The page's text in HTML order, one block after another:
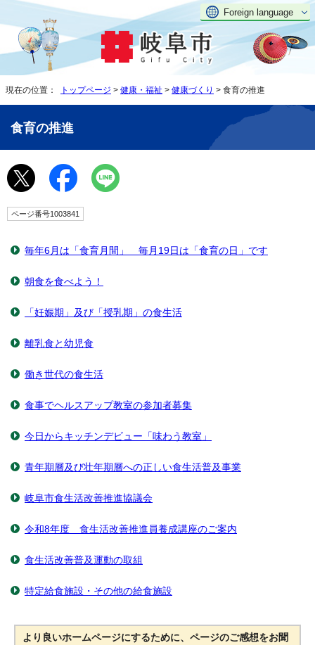
Foreign language
現在の位置： トップページ > 健康・福祉 > 健康づくり > 食育の推進
食育の推進
ページ番号1003841
毎年6月は「食育月間」 毎月19日は「食育の日」です
朝食を食べよう！
「妊娠期」及び「授乳期」の食生活
離乳食と幼児食
働き世代の食生活
食事でヘルスアップ教室の参加者募集
今日からキッチンデビュー「味わう教室」
青年期層及び壮年期層への正しい食生活普及事業
岐阜市食生活改善推進協議会
令和8年度 食生活改善推進員養成講座のご案内
食生活改善普及運動の取組
特定給食施設・その他の給食施設
より良いホームページにするために、ページのご感想をお聞